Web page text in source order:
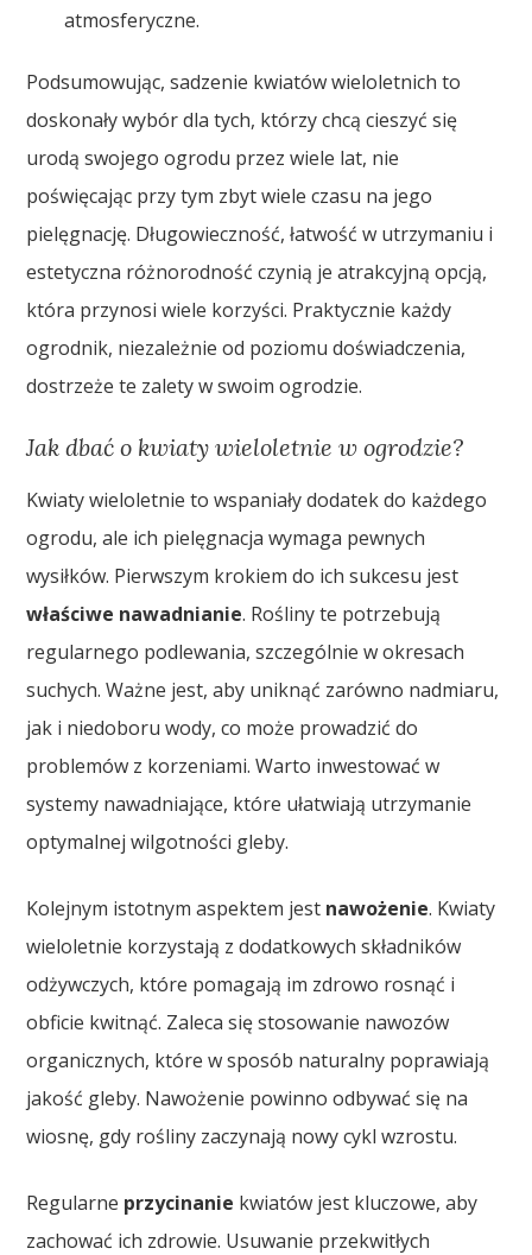
atmosferyczne.
Podsumowując, sadzenie kwiatów wieloletnich to
doskonały wybór dla tych, którzy chcą cieszyć się
urodą swojego ogrodu przez wiele lat, nie
poświęcając przy tym zbyt wiele czasu na jego
pielęgnację. Długowieczność, łatwość w utrzymaniu i
estetyczna różnorodność czynią je atrakcyjną opcją,
która przynosi wiele korzyści. Praktycznie każdy
ogrodnik, niezależnie od poziomu doświadczenia,
dostrzeże te zalety w swoim ogrodzie.
Jak dbać o kwiaty wieloletnie w ogrodzie?
Kwiaty wieloletnie to wspaniały dodatek do każdego
ogrodu, ale ich pielęgnacja wymaga pewnych
wysiłków. Pierwszym krokiem do ich sukcesu jest
właściwe nawadnianie. Rośliny te potrzebują
regularnego podlewania, szczególnie w okresach
suchych. Ważne jest, aby uniknąć zarówno nadmiaru,
jak i niedoboru wody, co może prowadzić do
problemów z korzeniami. Warto inwestować w
systemy nawadniające, które ułatwiają utrzymanie
optymalnej wilgotności gleby.
Kolejnym istotnym aspektem jest nawożenie. Kwiaty
wieloletnie korzystają z dodatkowych składników
odżywczych, które pomagają im zdrowo rosnąć i
obficie kwitnąć. Zaleca się stosowanie nawozów
organicznych, które w sposób naturalny poprawiają
jakość gleby. Nawożenie powinno odbywać się na
wiosnę, gdy rośliny zaczynają nowy cykl wzrostu.
Regularne przycinanie kwiatów jest kluczowe, aby
zachować ich zdrowie. Usuwanie przekwitłych